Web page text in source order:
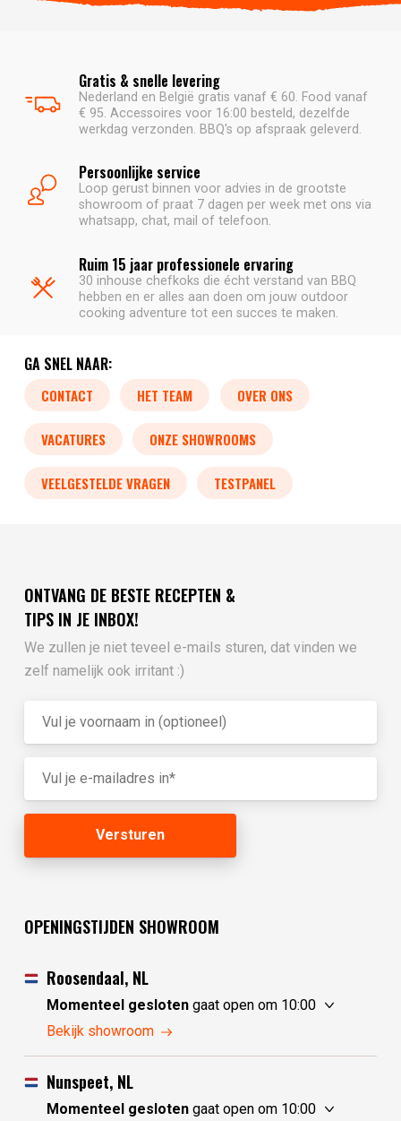
Gratis & snelle levering
Nederland en België gratis vanaf € 60. Food vanaf
€ 95. Accessoires voor 16:00 besteld, dezelfde
werkdag verzonden. BBQ's op afspraak geleverd.
Persoonlijke service
Loop gerust binnen voor advies in de grootste
showroom of praat 7 dagen per week met ons via
whatsapp, chat, mail of telefoon.
Ruim 15 jaar professionele ervaring
30 inhouse chefkoks die écht verstand van BBQ
hebben en er alles aan doen om jouw outdoor
cooking adventure tot een succes te maken.
GA SNEL NAAR:
CONTACT HET TEAM OVER ONS
VACATURES ONZE SHOWROOMS
VEELGESTELDE VRAGEN TESTPANEL
ONTVANG DE BESTE RECEPTEN &
TIPS IN JE INBOX!
We zullen je niet teveel e-mails sturen, dat vinden we
zelf namelijk ook irritant :)
OPENINGSTIJDEN SHOWROOM
Roosendaal, NL
Momenteel geslotengaat open om 10:00
zaterdag
zondag
10:00 - 17:30
maandag
dinsdag
gesloten
Bekijk showroom
Nunspeet, NL
Momenteel geslotengaat open om 10:00